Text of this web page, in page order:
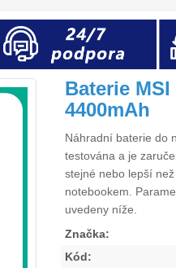
Baterie MSI
4400mAh
Náhradní baterie do
testována a je
stejné nebo lepší
notebookem.
uvedeny níže.
Značka:
Kód: